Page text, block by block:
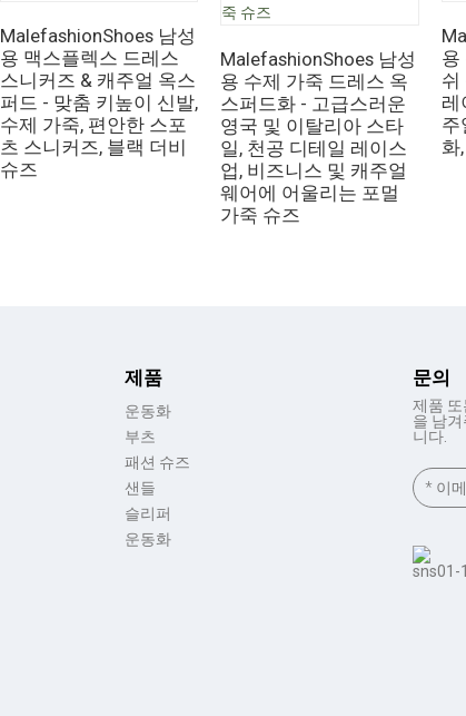
MalefashionShoes 남성
용 맥스플렉스 드레스
스니커즈 & 캐주얼 옥스
퍼드 - 맞춤 키높이 신발,
수제 가죽, 편안한 스포
츠 스니커즈, 블랙 더비
슈즈
MalefashionShoes 남성
용 수제 가죽 드레스 옥
스퍼드화 - 고급스러운
영국 및 이탈리아 스타
일, 천공 디테일 레이스
업, 비즈니스 및 캐주얼
웨어에 어울리는 포멀
가죽 슈즈
용
쉬
레
주
화
제품
운동화
부츠
패션 슈즈
샌들
슬리퍼
운동화
문의
제품 또
을 남
니다.